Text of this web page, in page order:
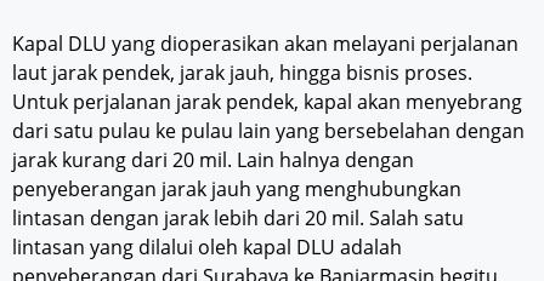
Kapal DLU yang dioperasikan akan melayani perjalanan
laut jarak pendek, jarak jauh, hingga bisnis proses.
Untuk perjalanan jarak pendek, kapal akan menyebrang
dari satu pulau ke pulau lain yang bersebelahan dengan
jarak kurang dari 20 mil. Lain halnya dengan
penyeberangan jarak jauh yang menghubungkan
lintasan dengan jarak lebih dari 20 mil. Salah satu
lintasan yang dilalui oleh kapal DLU adalah